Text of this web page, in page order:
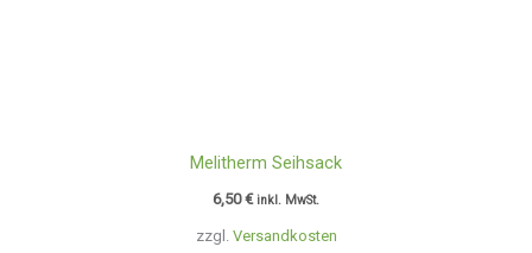
zzgl. Versandkosten
Melitherm Seihsack
6,50€ inkl. MwSt.